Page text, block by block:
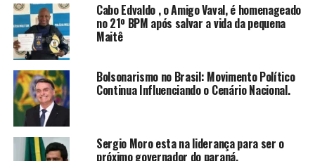
Agora, ele traz mais uma canção que promete seguir o
caminho das anteriores e invadir os corações com uma
mensagem do céu: “O sol já voltou a brilhar”. Escrita por
Davi Passamani e produzida por Cassio Coutinho, a faixa
faz parte de um EP com cinco faixas. “Eu produzi uma
versão bem especial desse single, chamada de “versão
rádio”. Além dela, também preparei uma versão
playback”, conta Lincoln.
Cabo Edvaldo , o Amigo Vaval, é homenageado
no 21º BPM após salvar a vida da pequena
Maitê
Bolsonarismo no Brasil: Movimento Político
Continua Influenciando o Cenário Nacional.
Sergio Moro esta na liderança para ser o
próximo governador do paraná.